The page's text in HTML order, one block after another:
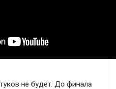
не будет. До финала